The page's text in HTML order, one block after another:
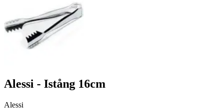
Alessi - Istång 16cm
Alessi